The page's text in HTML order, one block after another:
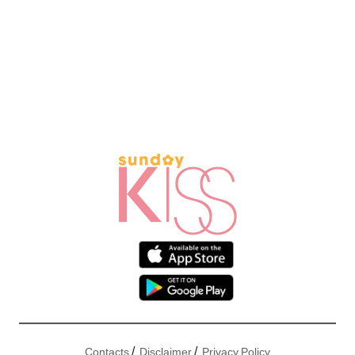
Contacts/ Disclaimer/ Privacy Policy